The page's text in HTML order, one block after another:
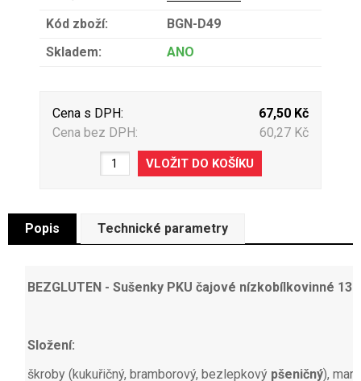
Kód zboží:
BGN-D49
Skladem:
ANO
Cena s DPH:
67,50 Kč
Cena bez DPH:
60,27 Kč
Popis Technické parametry
BEZGLUTEN - Sušenky PKU čajové nízkobílkovinné
Složení:
škroby (kukuřičný, bramborový, bezlepkový pšeničný),